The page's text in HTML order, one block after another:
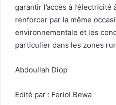
garantir l’accès à
renforcer par la même
environnementale et les
particulier dans les zones
Abdoullah Diop
Edité par : Feriol Bewa